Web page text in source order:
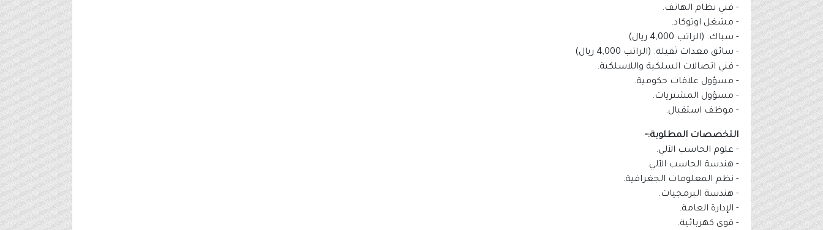
- فني نظام الهاتف.
- مشغل اوتوكاد.
- سباك. (الراتب 4,000 ريال)
- سائق معدات ثقيلة. (الراتب 4,000 ريال)
- فني اتصالات السلكية واللاسلكية.
- مسؤول علاقات حكومية.
- مسؤول المشتريات.
- موظف استقبال.
التخصصات المطلوبة:-
- علوم الحاسب الآلي.
- هندسة الحاسب الآلي.
- نظم المعلومات الجغرافية.
- هندسة البرمجيات.
- الإدارة العامة.
- قوى كهربائية.